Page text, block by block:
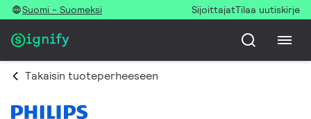
Suomi - Suomeksi SijoittajatTilaa uutiskirje
Takaisin tuoteperheeseen